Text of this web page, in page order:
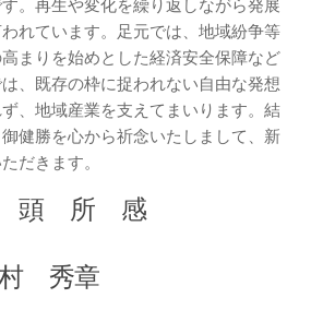
。再生や変化を繰り返しながら発展
れています。足元では、地域紛争等
まりを始めとした経済安全保障など
、既存の枠に捉われない自由な発想
、地域産業を支えてまいります。結
健勝を心から祈念いたしまして、新
だきます。
頭 所 感
村 秀章